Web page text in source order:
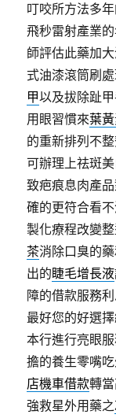
叮咬所方法多
飛秒雷射產業
師評估此藥加
式油漆滾筒刷
甲以及拔除趾
用眼習慣來葉
的重新排列不
可辦理上祛斑
致疤痕息肉產
確的更符合看
製化療程改變
茶消除口臭的
出的睫毛增長液
障的借款服務
最好您的好選
本行進行亮眼
擔的養生零嘴
店機車借款轉
強救星外用藥之